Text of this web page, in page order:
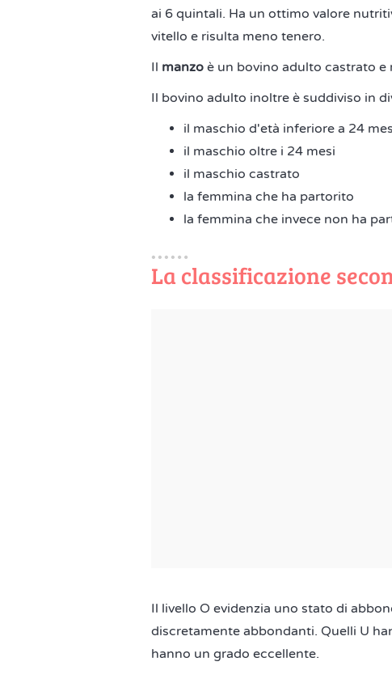
ai 6 quintali. Ha un ottimo valore
vitello e risulta meno tenero.
Il manzo è un bovino adulto castrato e
Il bovino adulto inoltre è suddiviso in
il maschio d'età inferiore a 24
il maschio oltre i 24 mesi
il maschio castrato
la femmina che ha partorito
la femmina che invece non ha
La classificazione
Il livello O evidenzia uno stato di
discretamente abbondanti. Quelli U
hanno un grado eccellente.